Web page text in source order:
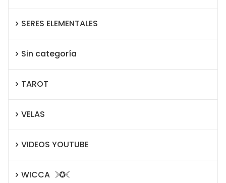
SERES ELEMENTALES
Sin categoría
TAROT
VELAS
VIDEOS YOUTUBE
WICCA ☽✪☾